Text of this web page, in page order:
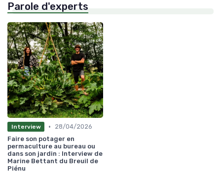
Parole d'experts
Interview •
28/04/2026
Faire son potager en
permaculture au bureau ou
dans son jardin : Interview de
Marine Bettant du Breuil de
Piénu